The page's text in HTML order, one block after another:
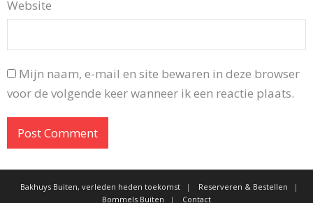
Website
Mijn naam, e-mail en site bewaren in deze browser
voor de volgende keer wanneer ik een reactie plaats.
Bakhuys Buiten, verleden heden toekomst
Reserveren & Bestellen
Bommels Buiten
Contact